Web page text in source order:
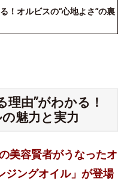
！オルビスの“心地よさ”の裏
由”がわかる！
魅力と実力
美容賢者がうなったオ
ジングオイル」が登場